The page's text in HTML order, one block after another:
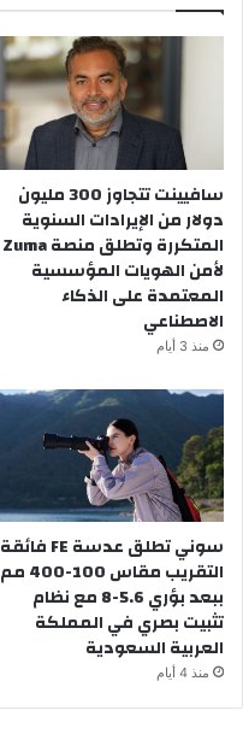
سافيينت تتجاوز 300 مليون
دولار من الإيرادات السنوية
المتكررة وتطلق منصة Zuma
لأمن الهويات المؤسسية
المعتمدة على الذكاء
الاصطناعي
منذ 3 أيام
سوني تطلق عدسة FE فائقة
التقريب مقاس 100-400 مم
ببعد بؤري 5.6-8 مع نظام
تثبيت بصري في المملكة
العربية السعودية
منذ 4 أيام